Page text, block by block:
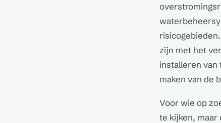
zijn met het
installeren van
maken van de
Voor wie op
te kijken, maar